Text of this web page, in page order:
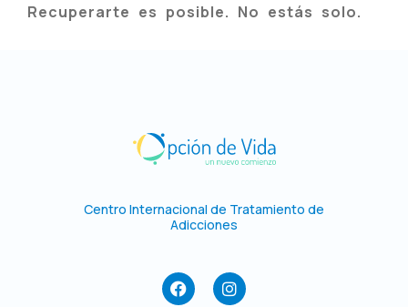
Recuperarte es posible. No estás solo.
Centro Internacional de Tratamiento de
Adicciones
F
a
I
n